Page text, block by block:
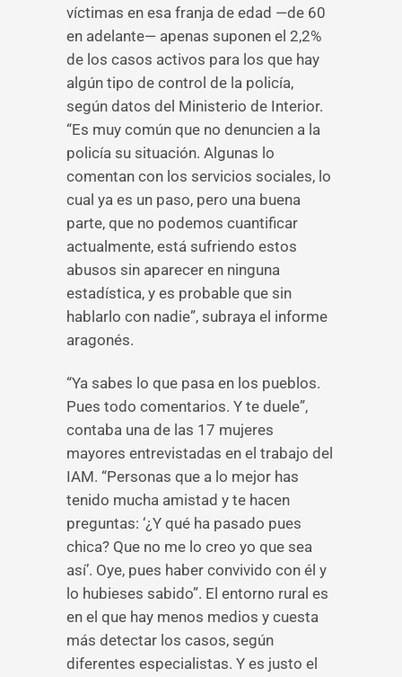
víctimas en esa franja de edad —de 60
en adelante— apenas suponen el 2,2%
de los casos activos para los que hay
algún tipo de control de la policía,
según datos del Ministerio de Interior.
“Es muy común que no denuncien a la
policía su situación. Algunas lo
comentan con los servicios sociales, lo
cual ya es un paso, pero una buena
parte, que no podemos cuantificar
actualmente, está sufriendo estos
abusos sin aparecer en ninguna
estadística, y es probable que sin
hablarlo con nadie”, subraya el informe
aragonés.
“Ya sabes lo que pasa en los pueblos.
Pues todo comentarios. Y te duele”,
contaba una de las 17 mujeres
mayores entrevistadas en el trabajo del
IAM. “Personas que a lo mejor has
tenido mucha amistad y te hacen
preguntas: ‘¿Y qué ha pasado pues
chica? Que no me lo creo yo que sea
así’. Oye, pues haber convivido con él y
lo hubieses sabido”. El entorno rural es
en el que hay menos medios y cuesta
más detectar los casos, según
diferentes especialistas. Y es justo el